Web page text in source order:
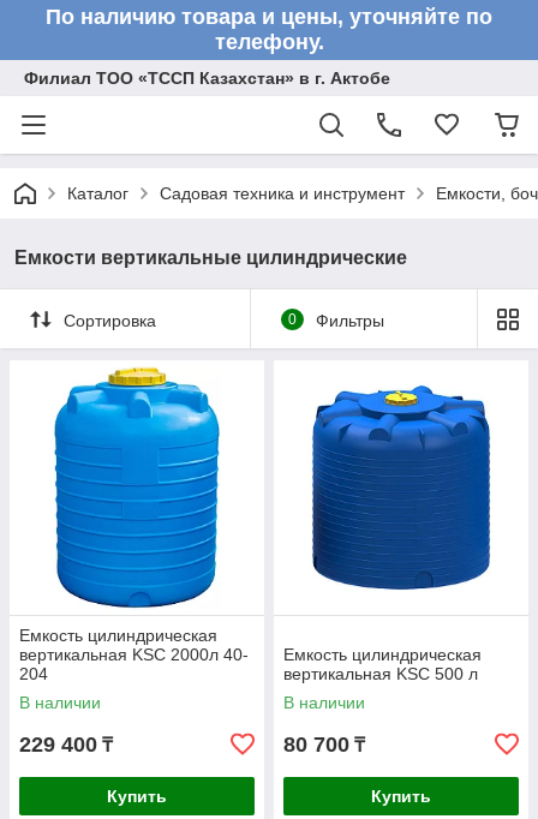
По наличию товара и цены, уточняйте по
телефону.
Филиал ТОО «ТССП Казахстан» в г. Актобе
Каталог Садовая техника и инструмент Емкости,
Емкости вертикальные цилиндрические
Сортировка 0 Фильтры
Емкость цилиндрическая
вертикальная KSC 2000л 40-
204
В наличии
229 400 ₸
Купить
Емкость цилиндрическая
вертикальная KSC 500 л
В наличии
80 700 ₸
Купить